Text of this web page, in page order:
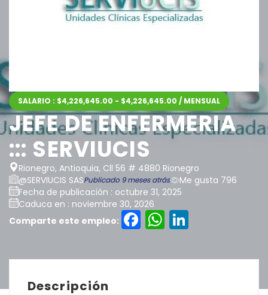
SALARIO : $4,226,645.00 - $4,226,645.00 / MENSUAL
JEFE DE ENFERMERIA
::: SERVIUCIS
Rionegro, Antioquia, Cll 56 # 4880 Rionegro
@SERVIUCIS SASPublicado 9 meses atrás
Me gusta 796
Fecha de publicación : octubre 31, 2025
Caduca en : noviembre 30, 2026
Comparte este empleo:
Facebook
Descripción